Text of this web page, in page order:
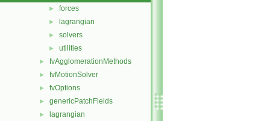
► forces
► lagrangian
► solvers
► utilities
► fvAgglomerationMethods
► fvMotionSolver
► fvOptions
► genericPatchFields
► lagrangian